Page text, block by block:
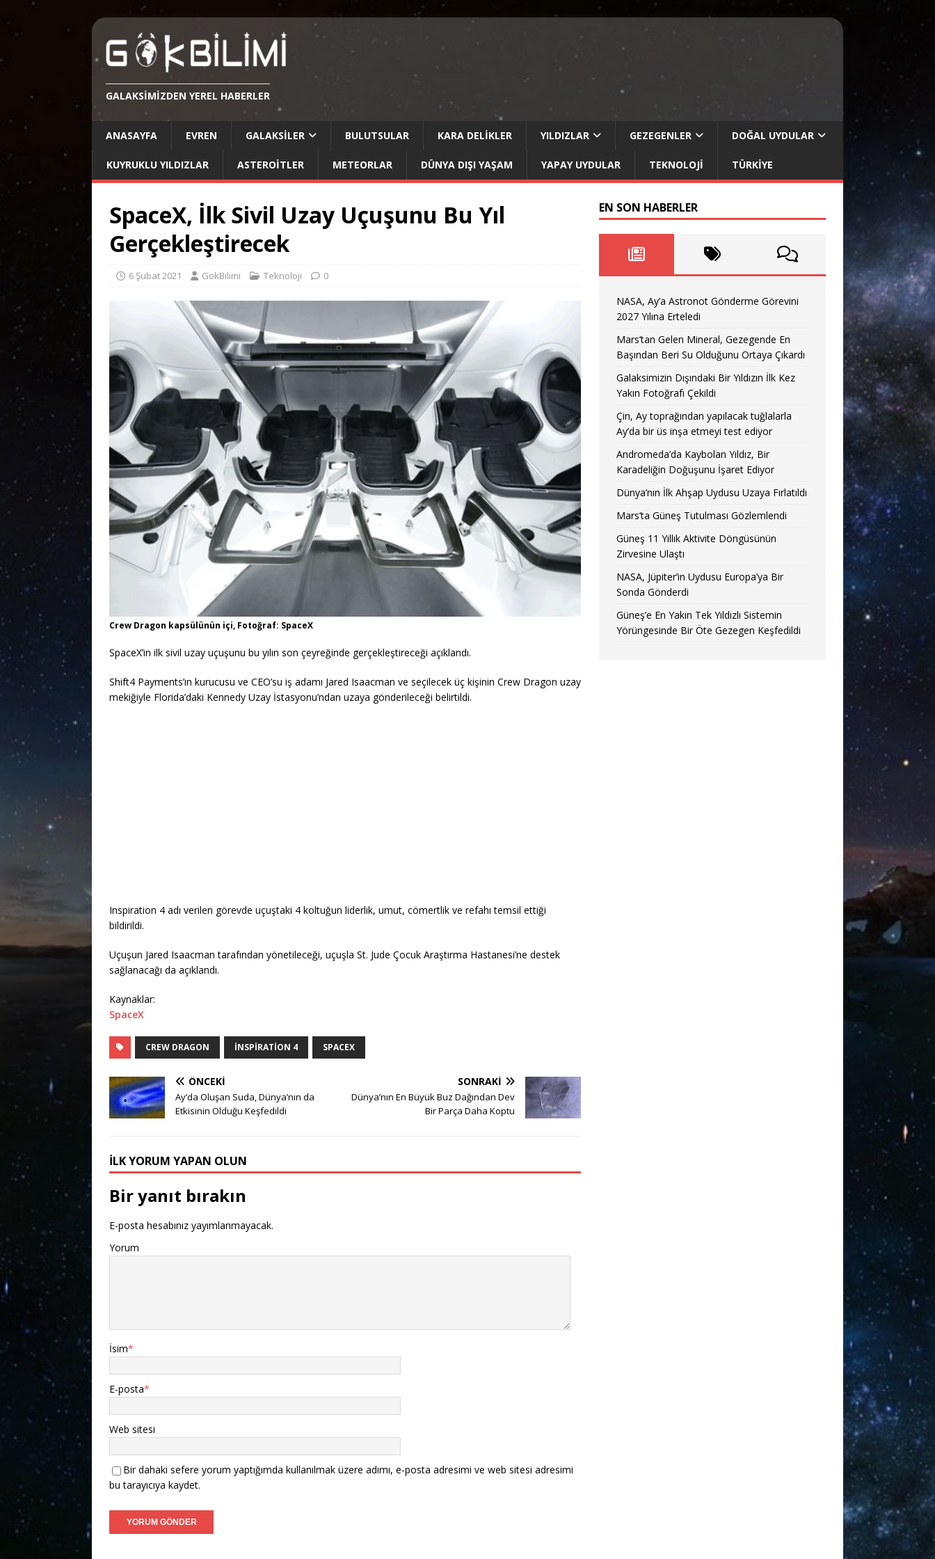
GALAKSIMIZDEN YEREL HABERLER
ANASAYFA EVREN GALAKSILER BULUTSULAR KARA DELIKLER YILDIZLAR GEZEGENLER DOĞAL UYDULAR
KUYRUKLU YILDIZLAR ASTEROITLER METEORLAR DÜNYA DIŞI YAŞAM YAPAY UYDULAR TEKNOLOJI TÜRKIYE
SpaceX, İlk Sivil Uzay Uçuşunu Bu Yıl
Gerçekleştirecek
6 Şubat 2021 GokBilimi Teknoloji 0
Crew Dragon kapsülünün içi, Fotoğraf: SpaceX
SpaceX’in ilk sivil uzay uçuşunu bu yılın son çeyreğinde gerçekleştireceği açıklandı.
Shift4 Payments’ın kurucusu ve CEO’su iş adamı Jared Isaacman ve seçilecek üç kişinin Crew Dragon uzay
mekiğiyle Florida’daki Kennedy Uzay İstasyonu’ndan uzaya gönderileceği belirtildi.
Inspiration 4 adı verilen görevde uçuştaki 4 koltuğun liderlik, umut, cömertlik ve refahı temsil ettiği
bildirildi.
Uçuşun Jared Isaacman tarafından yönetileceği, uçuşla St. Jude Çocuk Araştırma Hastanesi’ne destek
sağlanacağı da açıklandı.
Kaynaklar:
SpaceX
CREW DRAGON INSPIRATION 4 SPACEX
ÖNCEKI
Ay’da Oluşan Suda, Dünya’nın da
Etkisinin Olduğu Keşfedildi
SONRAKI
Dünya’nın En Büyük Buz Dağından Dev
Bir Parça Daha Koptu
İLK YORUM YAPAN OLUN
Bir yanıt bırakın
E-posta hesabınız yayımlanmayacak.
Yorum
İsim*
E-posta*
Web sitesi
Bir dahaki sefere yorum yaptığımda kullanılmak üzere adımı, e-posta adresimi ve web sitesi adresimi
bu tarayıcıya kaydet.
EN SON HABERLER
NASA, Ay’a Astronot Gönderme Görevini
2027 Yılına Erteledi
Mars’tan Gelen Mineral, Gezegende En
Başından Beri Su Olduğunu Ortaya Çıkardı
Galaksimizin Dışındaki Bir Yıldızın İlk Kez
Yakın Fotoğrafı Çekildi
Çin, Ay toprağından yapılacak tuğlalarla
Ay’da bir üs inşa etmeyi test ediyor
Andromeda’da Kaybolan Yıldız, Bir
Karadeliğin Doğuşunu İşaret Ediyor
Dünya’nın İlk Ahşap Uydusu Uzaya Fırlatıldı
Mars’ta Güneş Tutulması Gözlemlendi
Güneş 11 Yıllık Aktivite Döngüsünün
Zirvesine Ulaştı
NASA, Jüpiter’in Uydusu Europa’ya Bir
Sonda Gönderdi
Güneş’e En Yakın Tek Yıldızlı Sistemin
Yörüngesinde Bir Öte Gezegen Keşfedildi